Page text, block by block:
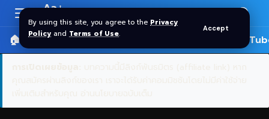
By using this site, you agree to the Privacy
Policy and Terms of Use.
Accept
Resizer
Aa
🏠 หน้าแรก ราคาทอง SPDR 🎬